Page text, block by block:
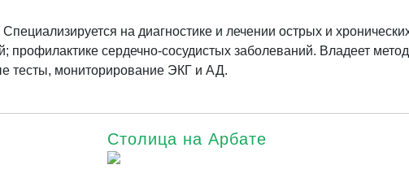
на диагностике и лечении острых и
профилактике сердечно-сосудистых заболеваний. Владеет
тесты, мониторирование ЭКГ и АД.
Столица на Арбате